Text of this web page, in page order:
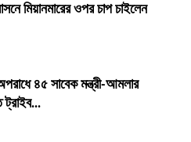
মিয়ানমারের ওপর চাপ চাইলেন
৪৫ সাবেক মন্ত্রী-আমলার
ট্রাইব...